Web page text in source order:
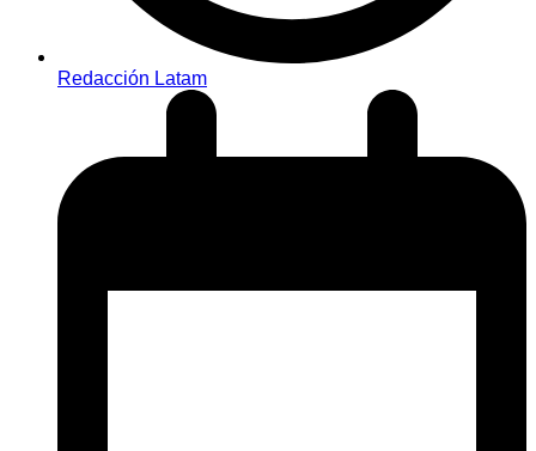
Redacción Latam